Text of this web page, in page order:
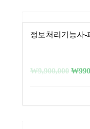
정보처리기능사-
₩9,900,000 ₩